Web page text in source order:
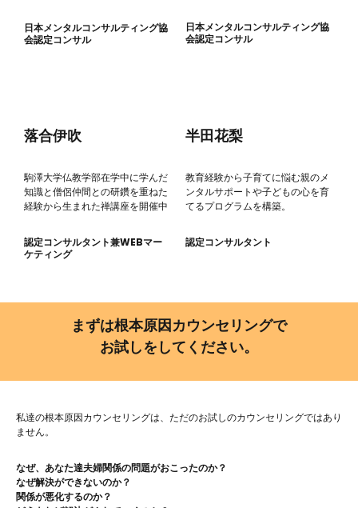
日本メンタルコンサルティング協
会認定コンサル
日本メンタルコンサルティング協
会認定コンサル
落合伊吹
駒澤大学仏教学部在学中に学んだ
知識と僧侶仲間との研鑽を重ねた
経験から生まれた禅講座を開催中
認定コンサルタント兼WEBマー
ケティング
半田花梨
教育経験から子育てに悩む親のメ
ンタルサポートや子どもの心を育
てるプログラムを構築。
認定コンサルタント
まずは根本原因カウンセリングで
お試しをしてください。
私達の根本原因カウンセリングは、 ただのお試しのカウンセリングではあり
ません。
なぜ、あなた達夫婦関係の問題がおこったのか？
なぜ解決ができないのか？
関係が悪化するのか？